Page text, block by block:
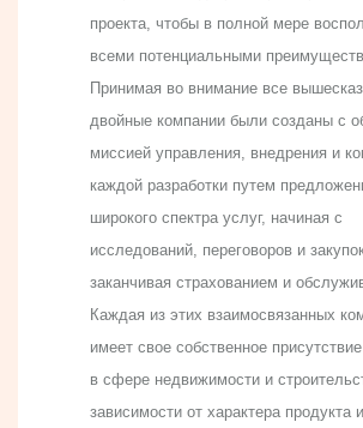
проекта, чтобы в полной мере
всеми потенциальными
Принимая во внимание все
двойные компании были созданы с
миссией управления, внедрения и
каждой разработки путем
широкого спектра услуг, начиная с
исследований, переговоров и
заканчивая страхованием и
Каждая из этих взаимосвязанных
имеет свое собственное
в сфере недвижимости и
зависимости от характера продукта